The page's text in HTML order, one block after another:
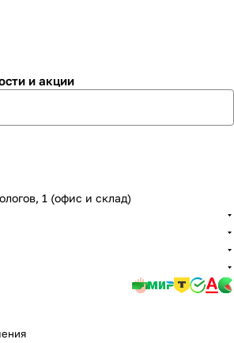
и акции
1 (офис и склад)